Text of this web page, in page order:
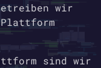
wir
sind wir